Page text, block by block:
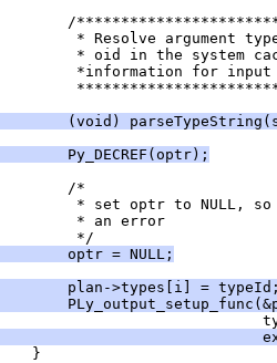
/
* Resolve argument
* oid in the system
*information for input
(void)
Py_DECREF(optr);
/*
* set optr to NULL,
* an error
*/
optr = NULL;
plan->types[i] = typeId;
}